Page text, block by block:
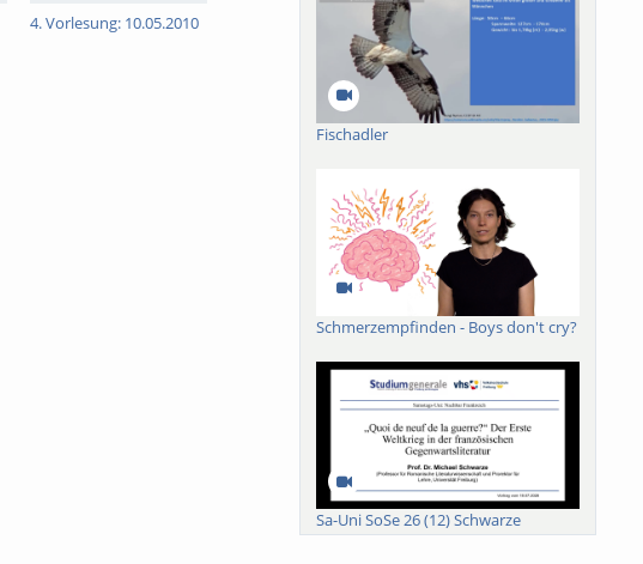
4. Vorlesung: 10.05.2010 5. Vorlesung: 17.05.2010 6. Vorlesung: 31.05.2010
Fischadler
Schmerzempfinden - Boys don't cry?
Sa-Uni SoSe 26 (12) Schwarze